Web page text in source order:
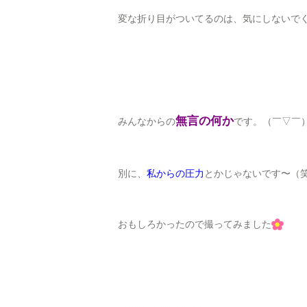
変な折り目がついてるのは、気にしないで
みんなからの無言の何かです。（￣▽￣
別に、 私からの圧力 とかじゃないです〜（
おもしろかったので撮ってみました